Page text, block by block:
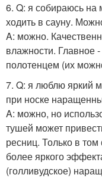
6. Q: я собираюсь на
ходить в сауну.
A: можно.
влажности. Главное
полотенцем (их
7. Q: я люблю яркий
при носке
A: можно, но
тушей может
ресниц. Только в
более яркого
(голливудское)